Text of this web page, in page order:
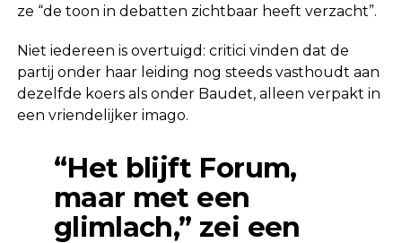
ze “de toon in debatten zichtbaar heeft verzacht”.
Niet iedereen is overtuigd: critici vinden dat de
partij onder haar leiding nog steeds vasthoudt aan
dezelfde koers als onder Baudet, alleen verpakt in
een vriendelijker imago.
“Het blijft Forum,
maar met een
glimlach,” zei een